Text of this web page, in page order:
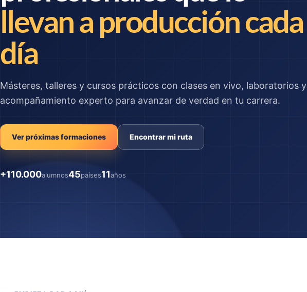
llevan a producción cada
día
Másteres, talleres y cursos prácticos con clases en vivo, laboratorios y
acompañamiento experto para avanzar de verdad en tu carrera.
Ver próximas formaciones Encontrar mi ruta
+110.000alumnos45países11años